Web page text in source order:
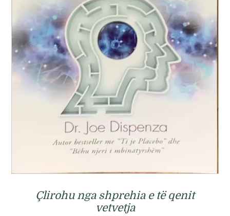
Çlirohu nga shprehia e të qenit
vetvetja